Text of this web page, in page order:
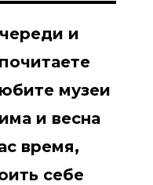
и
музеи
и весна
время,
себе